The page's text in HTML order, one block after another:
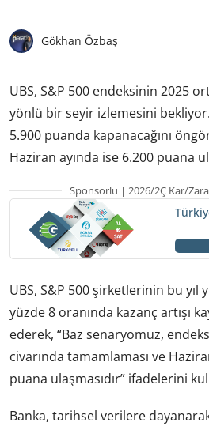
Gökhan Özbaş
UBS, S&P 500 endeksinin 2025
yönlü bir seyir izlemesini
5.900 puanda kapanacağını
Haziran ayında ise 6.200 puana
Sponsorlu | 2026/2Ç Kar/
UBS, S&P 500 şirketlerinin bu yıl
yüzde 8 oranında kazanç artışı
ederek, “Baz senaryomuz,
civarında tamamlaması ve
puana ulaşmasıdır” ifadelerini
Banka, tarihsel verilere